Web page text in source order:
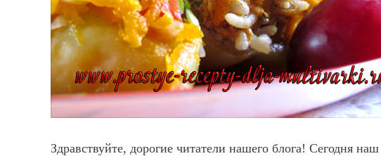
Здравствуйте, дорогие читатели нашего блога! Сегодня